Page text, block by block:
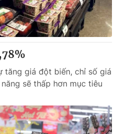
tăng giá đột biến, chỉ số giá
sẽ thấp hơn mục tiêu